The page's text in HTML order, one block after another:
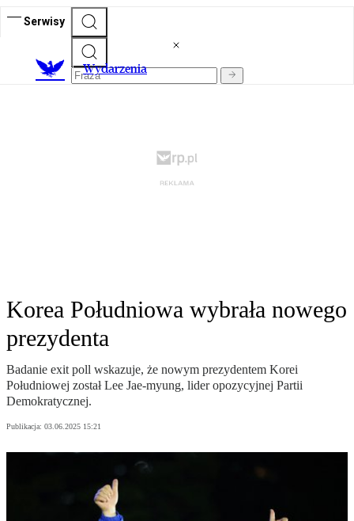
Serwisy
Wydarzenia
Korea Południowa wybrała nowego
prezydenta
Badanie exit poll wskazuje, że nowym prezydentem Korei
Południowej został Lee Jae-myung, lider opozycyjnej Partii
Demokratycznej.
Publikacja: 03.06.2025 15:21